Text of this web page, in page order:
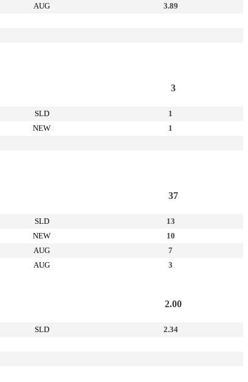
AUG
3.89
3
SLD
1
NEW
1
37
SLD
13
NEW
10
AUG
7
AUG 3
2.00
SLD
2.34